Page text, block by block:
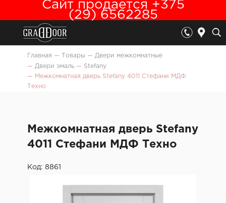
Сайт продается +375
(29) 6562285
Главная — Товары — Двери межкомнатные
— Двери эмаль — Stefany
—
Межкомнатная дверь Stefany 4011 Стефани МДФ
Техно
Межкомнатная дверь Stefany
4011 Стефани МДФ Техно
Код: 8861